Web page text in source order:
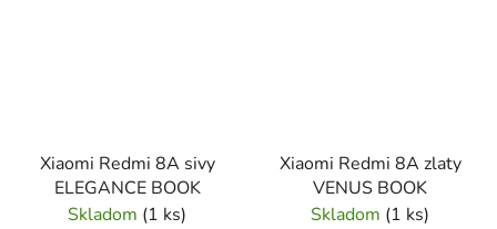
Xiaomi Redmi 8A sivy
ELEGANCE BOOK
Skladom (1 ks)
Xiaomi Redmi 8A zlaty
VENUS BOOK
Skladom (1 ks)